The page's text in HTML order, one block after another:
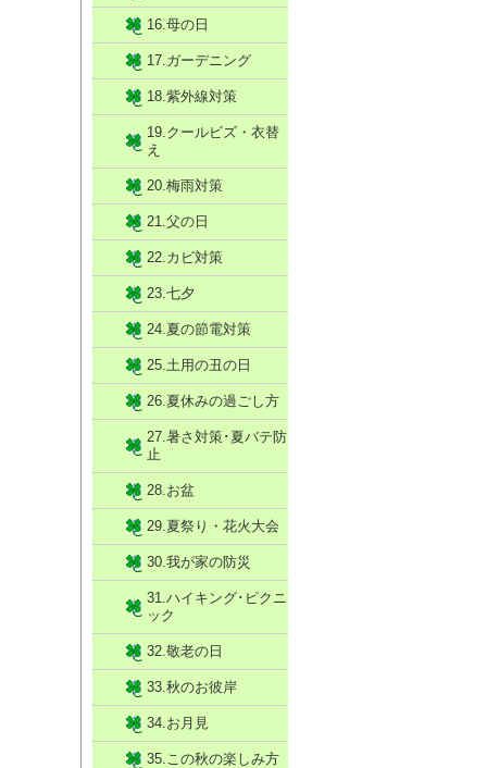
16.母の日
17.ガーデニング
18.紫外線対策
19.クールビズ・衣替
え
20.梅雨対策
21.父の日
22.カビ対策
23.七夕
24.夏の節電対策
25.土用の丑の日
26.夏休みの過ごし方
27.暑さ対策･夏バテ防
止
28.お盆
29.夏祭り・花火大会
30.我が家の防災
31.ハイキング･ピクニ
ック
32.敬老の日
33.秋のお彼岸
34.お月見
35.この秋の楽しみ方